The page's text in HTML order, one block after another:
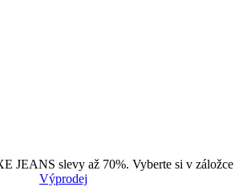
JEANS slevy až 70%. Vyberte si v záložce
Výprodej